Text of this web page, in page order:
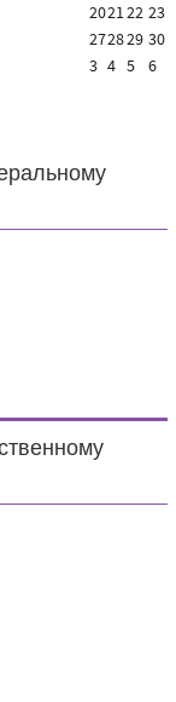
202122 23
272829 30
3 4 5 6